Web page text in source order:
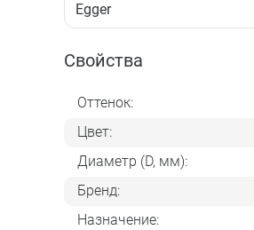
Egger
Свойства
Оттенок:
Цвет:
Диаметр (D, мм):
Бренд:
Назначение: